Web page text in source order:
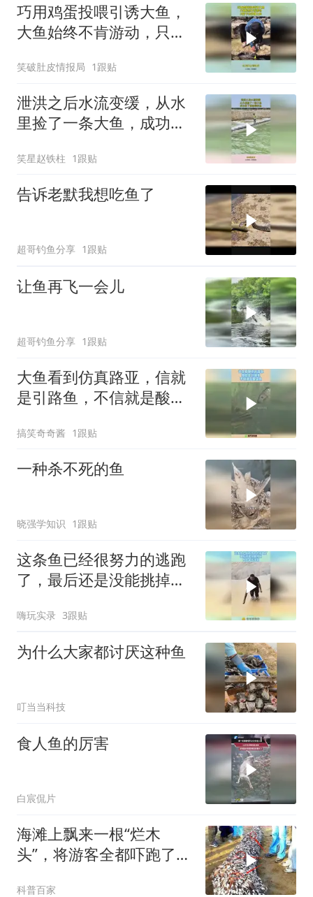
巧用鸡蛋投喂引诱大鱼，
大鱼始终不肯游动，只好
笑破肚皮情报局 1跟贴
泄洪之后水流变缓，从水
里捡了一条大鱼，成功救
笑星赵铁柱 1跟贴
告诉老默我想吃鱼了
超哥钓鱼分享 1跟贴
让鱼再飞一会儿
超哥钓鱼分享 1跟贴
大鱼看到仿真路亚，信就
是引路鱼，不信就是酸菜
搞笑奇奇酱 1跟贴
一种杀不死的鱼
晓强学知识 1跟贴
这条鱼已经很努力的逃跑
了，最后还是没能挑掉，
嗨玩实录 3跟贴
为什么大家都讨厌这种鱼
叮当当科技
食人鱼的厉害
白宸侃片
海滩上飘来一根“烂木
头”，将游客全都吓跑了，
科普百家